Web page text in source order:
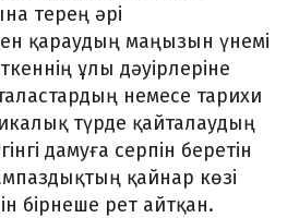
терең әрі
қараудың маңызын үнемі
ұлы дәуірлеріне
немесе тарихи
түрде қайталаудың
дамуға серпін беретін
қайнар көзі
бірнеше рет айтқан.